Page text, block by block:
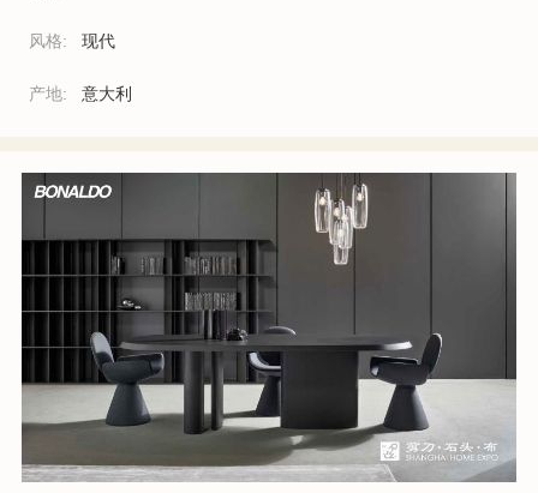
风格: 现代
产地: 意大利